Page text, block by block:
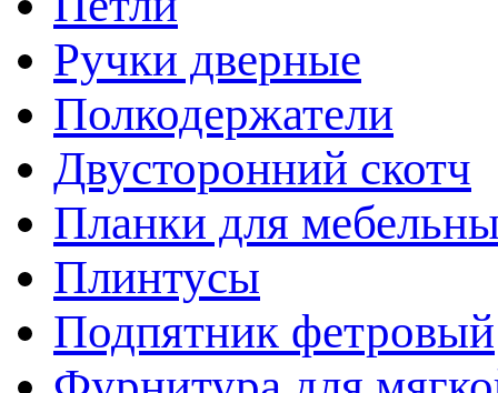
Ручки дверные
Полкодержатели
Двусторонний скотч
Планки для
Плинтусы
Подпятник фетровый